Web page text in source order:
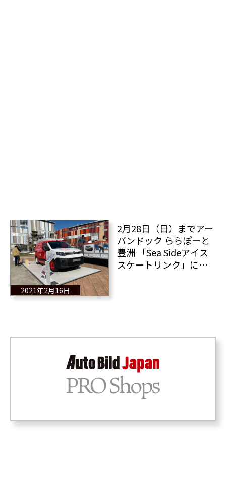
2021年2月16日
2月28日（日）までアー
バンドック ららぽーと
豊洲 「Sea Sideアイス
スケートリンク」にて